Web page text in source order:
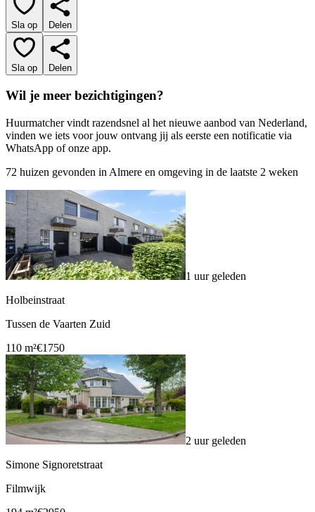
Sla op Delen
Sla op Delen
Wil je meer bezichtigingen?
Huurmatcher vindt razendsnel al het nieuwe aanbod van Nederland,
vinden we iets voor jouw ontvang jij als eerste een notificatie via
WhatsApp of onze app.
72 huizen gevonden in Almere en omgeving in de laatste 2 weken
1 uur geleden
Holbeinstraat
Tussen de Vaarten Zuid
110 m²€1750
2 uur geleden
Simone Signoretstraat
Filmwijk